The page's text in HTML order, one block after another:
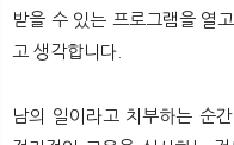
받을 수 있는 프로그램을 열
고 생각합니다.
남의 일이라고 치부하는 순